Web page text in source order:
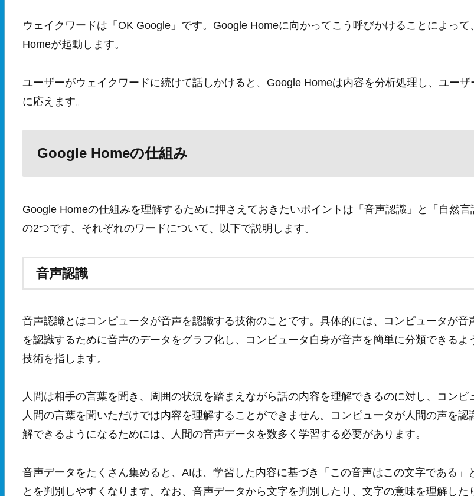
ウェイクワードは「OK Google」です。Google Homeに向かってこう呼びかけることによって
Homeが起動します。
ユーザーがウェイクワードに続けて話しかけると、Google Homeは内容を分析処理し、ユーザ
に応えます。
Google Homeの仕組み
Google Homeの仕組みを理解するために押さえておきたいポイントは「音声認識」と「自然言
の2つです。それぞれのワードについて、以下で説明します。
音声認識
音声認識とはコンピュータが音声を認識する技術のことです。具体的には、コンピュータが音
を認識するために音声のデータをグラフ化し、コンピュータ自身が音声を簡単に分類できるよ
技術を指します。
人間は相手の言葉を聞き、周囲の状況を踏まえながら話の内容を理解できるのに対し、コンピ
人間の言葉を聞いただけでは内容を理解することができません。コンピュータが人間の声を認
解できるようになるためには、人間の音声データを数多く学習する必要があります。
音声データをたくさん集めると、AIは、学習した内容に基づき「この音声はこの文字である」
とを判別しやすくなります。なお、音声データから文字を判別したり、文字の意味を理解した